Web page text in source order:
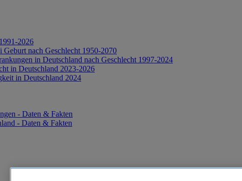
2026
nach Geschlecht 1950-2070
in Deutschland nach Geschlecht 1997-2024
in Deutschland 2023-2026
in Deutschland 2024
- Daten & Fakten
- Daten & Fakten